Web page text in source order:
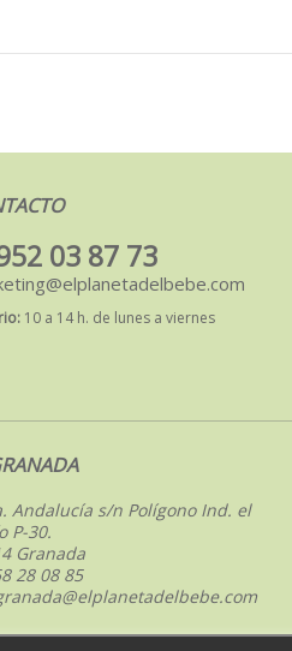
03 87 73
10 a 14 h. de lunes a viernes
Andalucía s/n Polígono Ind. el
P-30.
Granada
28 08 85